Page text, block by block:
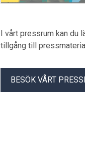
I vårt pressrum kan du
tillgång till
BESÖK VÅRT